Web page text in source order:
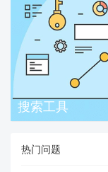
搜索工具
热门问题